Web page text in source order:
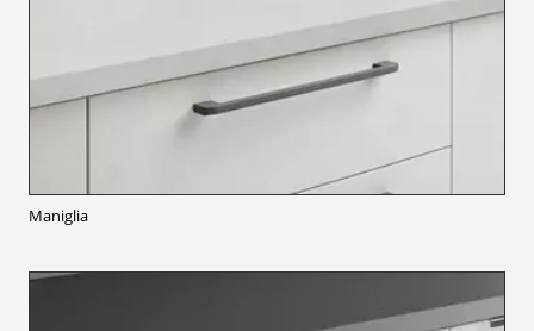
Maniglia